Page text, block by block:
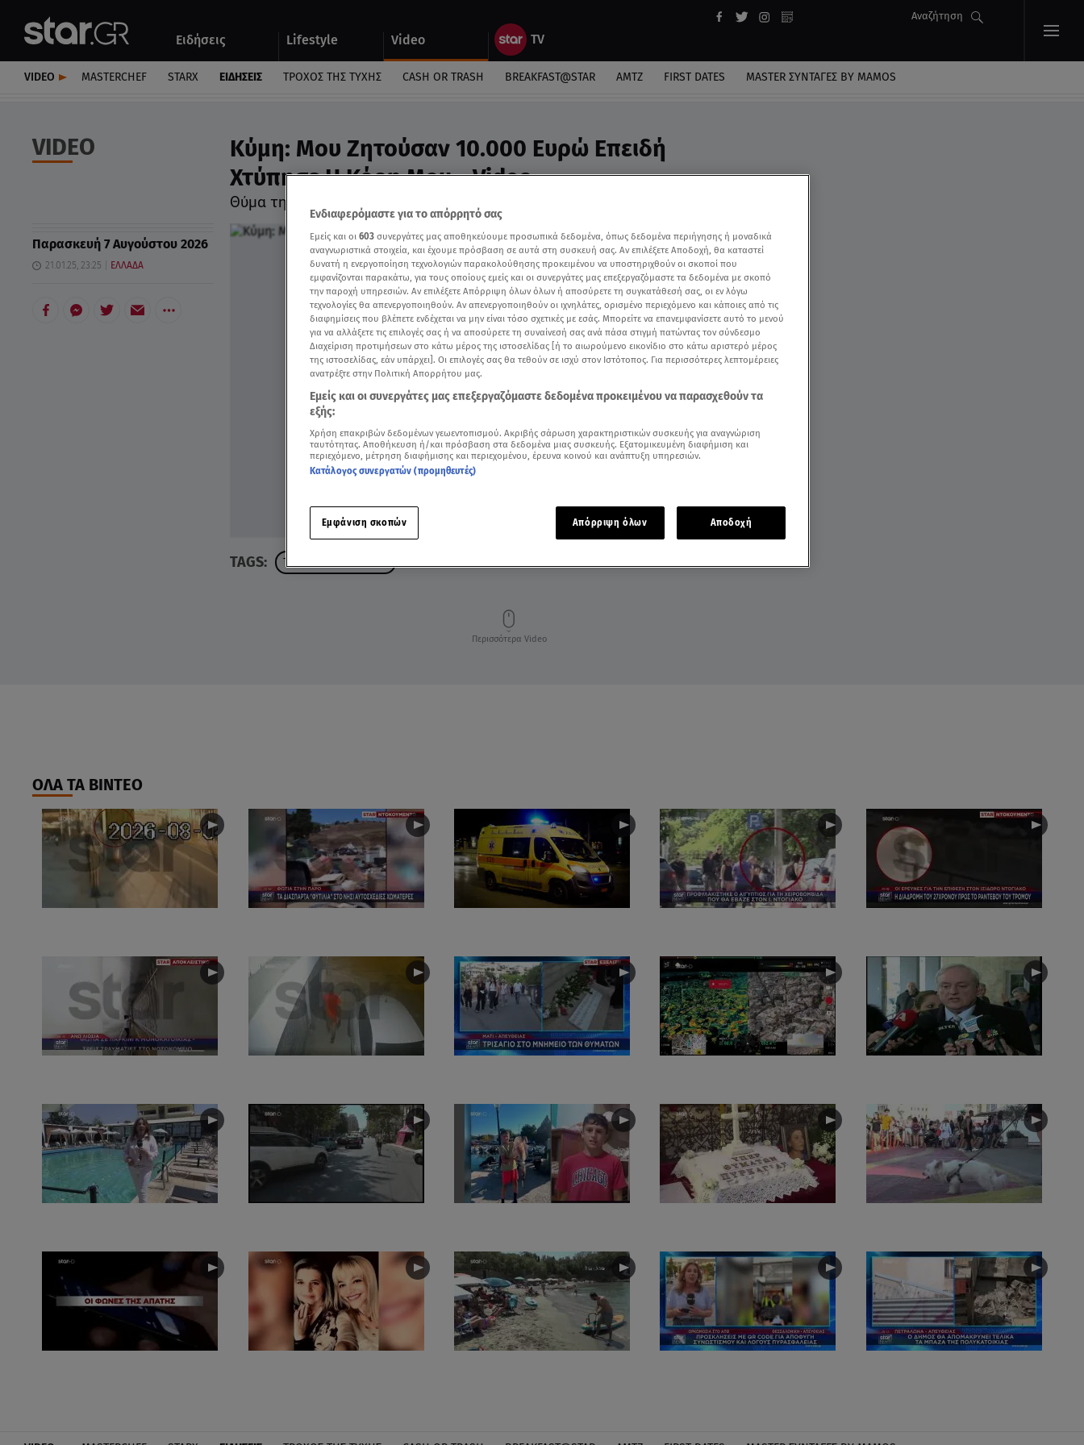
Ειδήσεις Lifestyle Video
Αναζήτηση
Αυτοκίνητο
VIDEO MASTERCHEF STARX ΕΙΔΉΣΕΙΣ ΤΡΟΧΌΣ ΤΗΣ ΤΎΧΗΣ CASH OR TRASH BREAKFAST@STAR ΑΜΤΖ FIRST DATES MASTER ΣΥΝΤΑΓΈΣ BY MAMOS
VIDEO
Κύμη: Μου Ζητούσαν 10.000 Ευρώ Επειδή
Χτύπησε Η Κόρη Μου - Video
Θύμα τηλεφωνικής απάτης στο Star
Παρασκευή 7 Αυγούστου 2026
21.01.25, 23:25 ΕΛΛΑΔΑ
TAGS: ΤΗΛΕΦΩΝΙΚΗ ΑΠΑΤΗ
Περισσότερα Video
ΟΛΑ ΤΑ ΒΙΝΤΕΟ
Ενδιαφερόμαστε για το απόρρητό σας
Εμείς και οι 603 συνεργάτες μας αποθηκεύουμε προσωπικά δεδομένα, όπως δεδομένα περιήγησης ή μοναδικά
αναγνωριστικά στοιχεία, και έχουμε πρόσβαση σε αυτά στη συσκευή σας. Αν επιλέξετε Αποδοχή, θα καταστεί
δυνατή η ενεργοποίηση τεχνολογιών παρακολούθησης προκειμένου να υποστηριχθούν οι σκοποί που
εμφανίζονται παρακάτω, για τους οποίους εμείς και οι συνεργάτες μας επεξεργαζόμαστε τα δεδομένα με σκοπό
την παροχή υπηρεσιών. Αν επιλέξετε Απόρριψη όλων όλων ή αποσύρετε τη συγκατάθεσή σας, οι εν λόγω
τεχνολογίες θα απενεργοποιηθούν. Αν απενεργοποιηθούν οι ιχνηλάτες, ορισμένο περιεχόμενο και κάποιες από τις
διαφημίσεις που βλέπετε ενδέχεται να μην είναι τόσο σχετικές με εσάς. Μπορείτε να επανεμφανίσετε αυτό το μενού
για να αλλάξετε τις επιλογές σας ή να αποσύρετε τη συναίνεσή σας ανά πάσα στιγμή πατώντας τον σύνδεσμο
Διαχείριση προτιμήσεων στο κάτω μέρος της ιστοσελίδας [ή το αιωρούμενο εικονίδιο στο κάτω αριστερό μέρος
της ιστοσελίδας, εάν υπάρχει]. Οι επιλογές σας θα τεθούν σε ισχύ στον Ιστότοπος. Για περισσότερες λεπτομέρειες
ανατρέξτε στην Πολιτική Απορρήτου μας.
Εμείς και οι συνεργάτες μας επεξεργαζόμαστε δεδομένα προκειμένου να παρασχεθούν τα
εξής:
Χρήση επακριβών δεδομένων γεωεντοπισμού. Ακριβής σάρωση χαρακτηριστικών συσκευής για αναγνώριση
ταυτότητας. Αποθήκευση ή/και πρόσβαση στα δεδομένα μιας συσκευής. Εξατομικευμένη διαφήμιση και
περιεχόμενο, μέτρηση διαφήμισης και περιεχομένου, έρευνα κοινού και ανάπτυξη υπηρεσιών.
Κατάλογος συνεργατών (προμηθευτές)
Εμφάνιση σκοπών Απόρριψη όλων Αποδοχή